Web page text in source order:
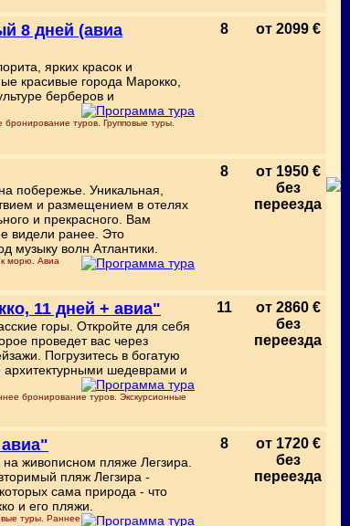
8 дней (авиа
ярких красок и
красивые города Марокко,
берберов и
туров. Групповые туры.
8 от 2099 €
побережье. Уникальная,
и размещением в отелях
и прекрасного. Вам
видели ранее. Это
музыку волн Атлантики.
к морю. Авиа
8
от 1950 €
без
переезда
11 дней + авиа"
горы. Откройте для себя
проведет вас через
Погрузитесь в богатую
архитектурными шедеврами и
бронирование туров. Экскурсионные
11
от 2860 €
без
переезда
живописном пляже Легзира.
пляж Легзира -
сама природа - что
и его пляжи.
туры. Раннее
8
от 1720 €
без
переезда